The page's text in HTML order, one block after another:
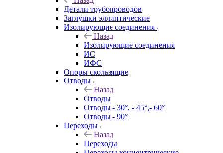
Детали трубопроводов
Заглушки эллиптические
Изолирующие соединения
Назад
Изолирующие соединения
ИС
ИФС
Опоры скользящие
Отводы
Назад
Отводы
Отводы - 30°, - 45°,- 60°
Отводы - 90°
Переходы
Назад
Переходы